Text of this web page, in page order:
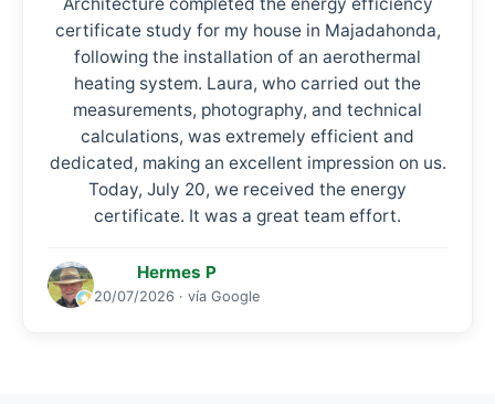
certificate study for my house in Majadahonda,
following the installation of an aerothermal
heating system. Laura, who carried out the
measurements, photography, and technical
calculations, was extremely efficient and
dedicated, making an excellent impression on us.
Today, July 20, we received the energy
certificate. It was a great team effort.
Hermes P
20/07/2026 · vía Google